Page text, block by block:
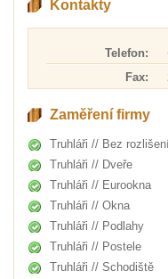
Kontakty
Telefon:
Fax:
Zaměření firmy
Truhláři // Bez
Truhláři // Dveře
Truhláři // Eurookna
Truhláři // Okna
Truhláři // Podlahy
Truhláři // Postele
Truhláři // Schodiště